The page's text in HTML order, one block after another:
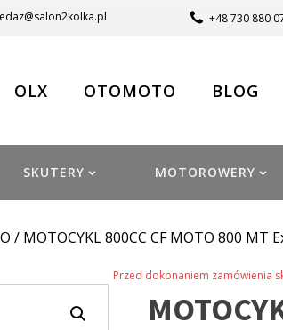
+48 730 880
OLX OTOMOTO BLOG
SKUTERY MOTOROWERY
/ MOTOCYKL 800CC CF MOTO 800 MT
Przed dokonaniem zamówienia